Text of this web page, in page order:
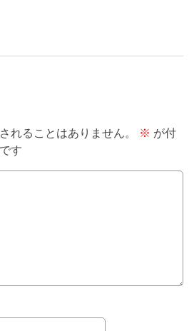
れることはありません。 ※ が付
す